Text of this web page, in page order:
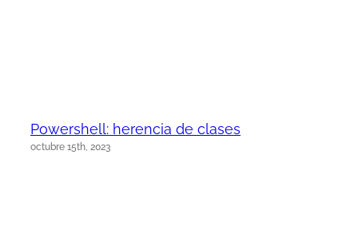
Powershell: herencia de clases
octubre 15th, 2023